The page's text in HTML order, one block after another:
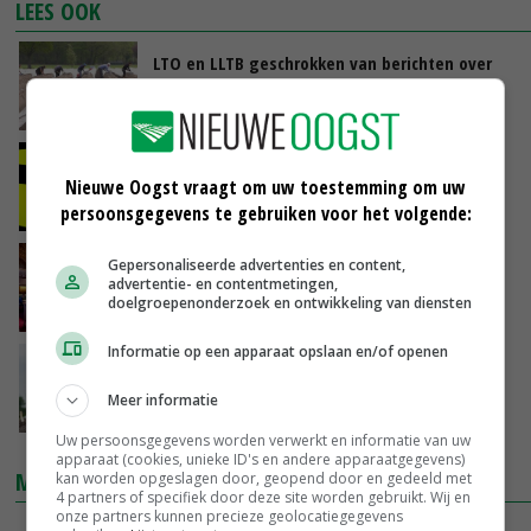
LEES OOK
LTO en LLTB geschrokken van berichten over
wanpraktijken in Linne
02-06-2021
arbeidsmigranten
01-06-2021
Quarantaineplicht (nu) niet voor meeste
arbeidsmigranten
26-05-2021
Illegale arbeid bij Brabantse aspergekweker
MARKTPRIJZEN
Nieuwe Oogst vraagt om uw toestemming om uw
persoonsgegevens te gebruiken voor het volgende:
Gepersonaliseerde advertenties en content,
advertentie- en contentmetingen,
doelgroepenonderzoek en ontwikkeling van diensten
Informatie op een apparaat opslaan en/of openen
Meer informatie
Uw persoonsgegevens worden verwerkt en informatie van uw
apparaat (cookies, unieke ID's en andere apparaatgegevens)
kan worden opgeslagen door, geopend door en gedeeld met
4 partners of specifiek door deze site worden gebruikt. Wij en
onze partners kunnen precieze geolocatiegegevens